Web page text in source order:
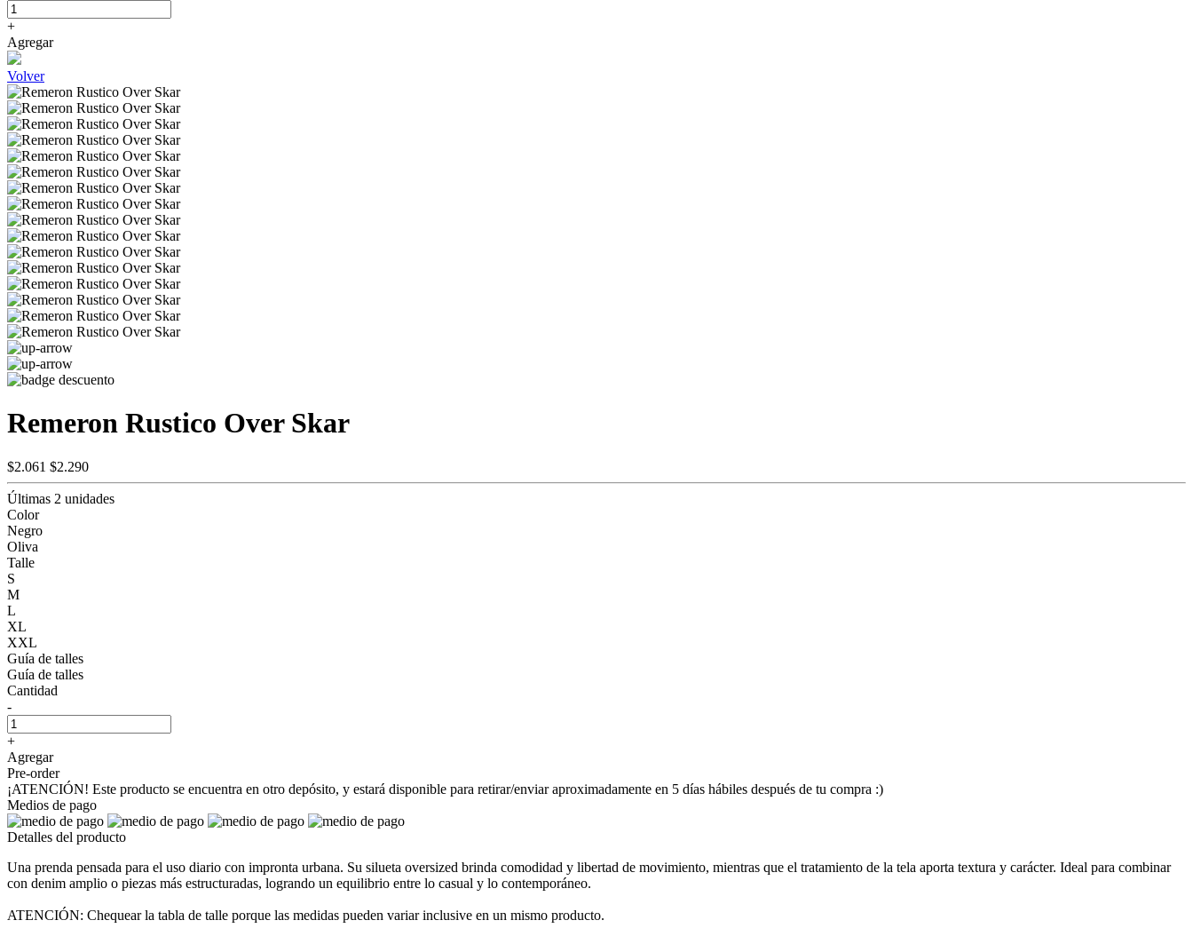
+
Agregar
Volver
Remeron Rustico Over Skar
$2.061 $2.290
Últimas 2 unidades
Color
Negro
Oliva
Talle
S
M
L
XL
XXL
Guía de talles
Guía de talles
Cantidad
-
+
Agregar
Pre-order
¡ATENCIÓN! Este producto se encuentra en otro depósito, y estará disponible para retirar/enviar aproximadamente en 5 días hábiles después de tu compra :)
Medios de pago
Detalles del producto
Una prenda pensada para el uso diario con impronta urbana. Su silueta oversized brinda comodidad y libertad de movimiento, mientras que el tratamiento de la tela aporta textura y carácter. Ideal para combinar
con denim amplio o piezas más estructuradas, logrando un equilibrio entre lo casual y lo contemporáneo.
ATENCIÓN: Chequear la tabla de talle porque las medidas pueden variar inclusive en un mismo producto.